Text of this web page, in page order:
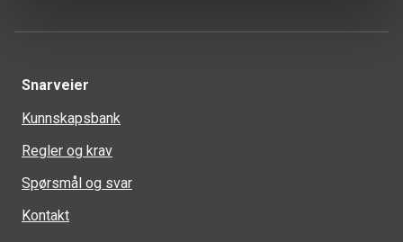
Snarveier
Kunnskapsbank
Regler og krav
Spørsmål og svar
Kontakt